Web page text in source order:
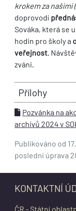
krokem za našimi
doprovodí
Sováka, která se
hodin pro školy a
veřejnost .
zváni.
Přílohy
Pozvánka na
archivů 2024 v
Publikováno od
poslední úprava
KONTAKTNÍ
ČR - Státní